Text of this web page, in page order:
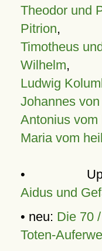
Theodor und
Pitrion,
Timotheus
Wilhelm,
Ludwig
Johannes
Antonius vom
Maria vom
•
Aidus und
• neu: Die 70
Toten-